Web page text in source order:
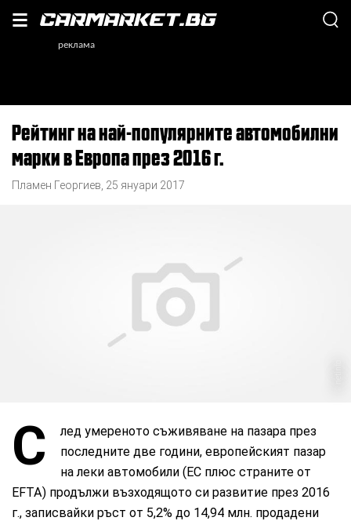
Рейтинг на най-популярните автомобилни
марки в Европа през 2016 г.
Пламен Георгиев 25 януари 2017
С
лед умереното съживяване на пазара през
последните две години, европейският пазар
на леки автомобили (EС плюс страните от
EFTA) продължи възходящото си развитие през 2016
г., записвайки ръст от 5,2% до 14,94 млн. продадени